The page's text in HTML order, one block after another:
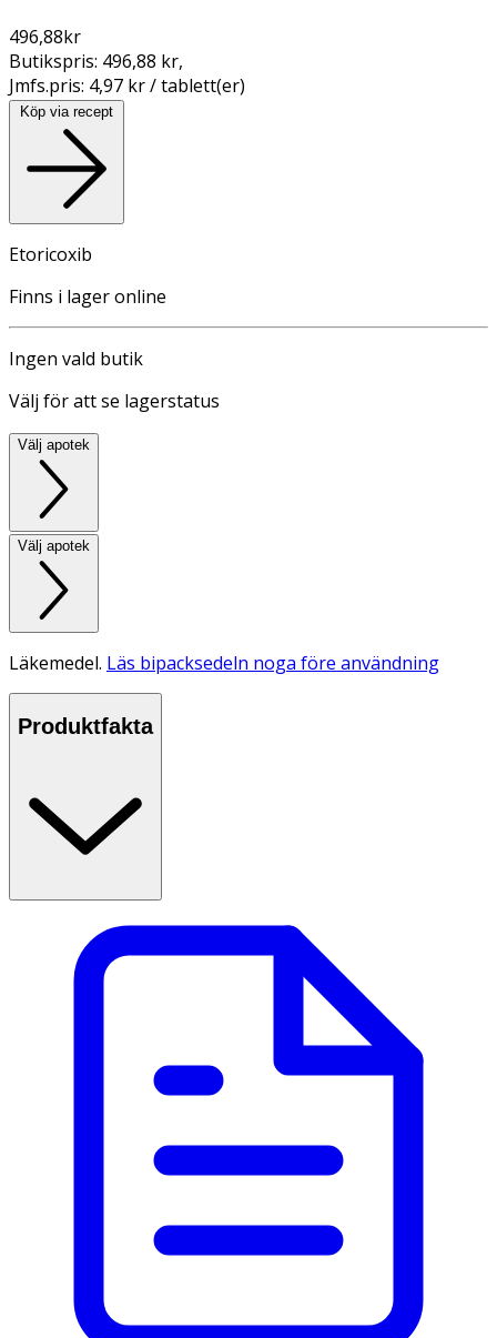
496,88kr
Butikspris: 496,88 kr,
Jmfs.pris: 4,97 kr / tablett(er)
Köp via recept
Etoricoxib
Finns i lager online
Ingen vald butik
Välj för att se lagerstatus
Välj apotek
Välj apotek
Läkemedel. Läs bipacksedeln noga före användning
Produktfakta